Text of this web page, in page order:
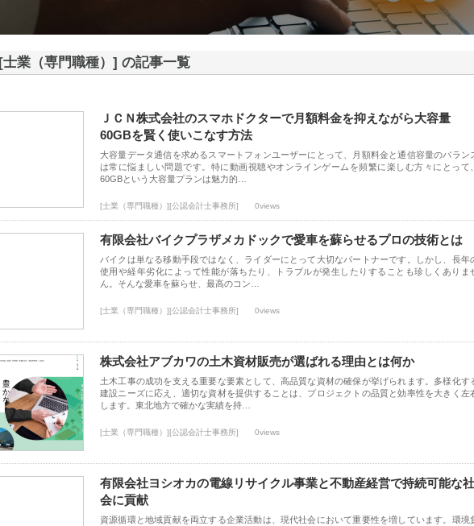
[士業（専門職種）] の記事一覧
ＪＣＮ株式会社のスマホドクターで月額料金を抑えながら大容量
60GBを賢く使いこなす方法
大容量データ通信を求めるスマートフォンユーザーにとって、月額料金と通信容量のバラン
は常に悩ましい問題です。特に動画視聴やオンラインゲームを頻繁に楽しむ方々にとって、
60GBという大容量プランは魅力的…
[士業（専門職種）][公認会計士事務所] 0views
有限会社バイクプラザメカドックで愛車を蘇らせるプロの技術とは
バイクは単なる移動手段ではなく、ライダーにとって大切なパートナーです。しかし、長年
使用や経年劣化によって性能が落ちたり、トラブルが発生したりすることも珍しくありま
ん。そんな愛車を蘇らせ、最高のコン…
[士業（専門職種）][公認会計士事務所] 0views
株式会社アブカワの土木資材販売が選ばれる理由とは何か
土木工事の成功を支える重要な要素として、高品質な資材の確保が挙げられます。多様化す
建設ニーズに応え、適切な資材を提供することは、プロジェクトの品質と効率性を大きく左
します。東北地方で確かな実績を持…
[士業（専門職種）][公認会計士事務所] 0views
有限会社ヨシオカの電線リサイクル事業と不動産経営で持続可能な社
会に貢献
資源循環と地域貢献を両立する企業活動は、現代社会において重要性を増しています。環境